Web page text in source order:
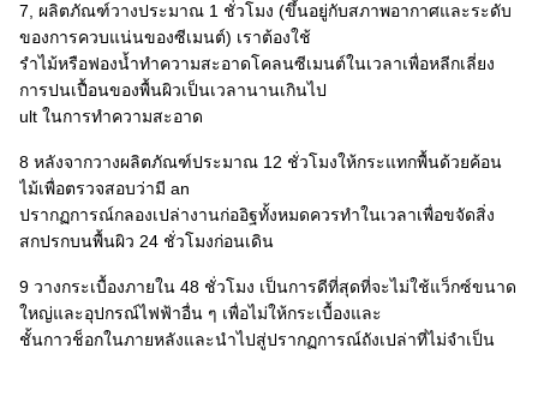
7, ผลิตภัณฑ์วางประมาณ 1 ชั่วโมง (ขึ้นอยู่กับสภาพอากาศและระดับ
ของการควบแน่นของซีเมนต์) เราต้องใช้
รำไม้หรือฟองน้ำทำความสะอาดโคลนซีเมนต์ในเวลาเพื่อหลีกเลี่ยง
การปนเปื้อนของพื้นผิวเป็นเวลานานเกินไป
ult ในการทำความสะอาด
8 หลังจากวางผลิตภัณฑ์ประมาณ 12 ชั่วโมงให้กระแทกพื้นด้วยค้อน
ไม้เพื่อตรวจสอบว่ามี an
ปรากฏการณ์กลองเปล่างานก่ออิฐทั้งหมดควรทำในเวลาเพื่อขจัดสิ่ง
สกปรกบนพื้นผิว 24 ชั่วโมงก่อนเดิน
9 วางกระเบื้องภายใน 48 ชั่วโมง เป็นการดีที่สุดที่จะไม่ใช้แว็กซ์ขนาด
ใหญ่และอุปกรณ์ไฟฟ้าอื่น ๆ เพื่อไม่ให้กระเบื้องและ
ชั้นกาวช็อกในภายหลังและนำไปสู่ปรากฏการณ์ถังเปล่าที่ไม่จำเป็น